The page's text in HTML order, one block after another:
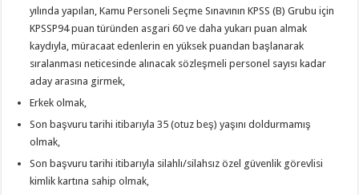
yılında yapılan, Kamu Personeli Seçme Sınavının KPSS (B) Grubu için
KPSSP94 puan türünden asgari 60 ve daha yukarı puan almak
kaydıyla, müracaat edenlerin en yüksek puandan başlanarak
sıralanması neticesinde alınacak sözleşmeli personel sayısı kadar
aday arasına girmek,
Erkek olmak,
Son başvuru tarihi itibarıyla 35 (otuz beş) yaşını doldurmamış
olmak,
Son başvuru tarihi itibarıyla silahlı/silahsız özel güvenlik görevlisi
kimlik kartına sahip olmak,